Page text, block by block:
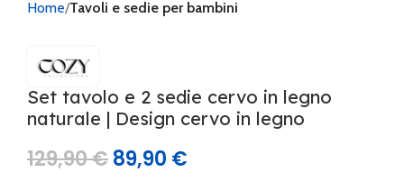
Home Tavoli e sedie per bambini
Set tavolo e 2 sedie cervo in legno
naturale | Design cervo in legno
129,90€89,90 €